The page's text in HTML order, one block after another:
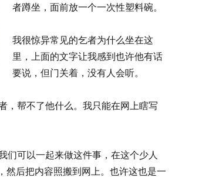
者蹲坐，面前放一个一次性塑料碗。
我很惊异常见的乞者为什么坐在这
里，上面的文字让我感到也许他有话
要说，但门关着，没有人会听。
，帮不了他什么。我只能在网上瞎写
们可以一起来做这件事，在这个少人
然后把内容照搬到网上。也许这也是一